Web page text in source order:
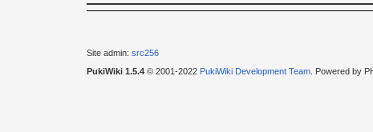
Site admin: src256
PukiWiki 1.5.4© 2001-2022 PukiWiki Development Team. Powered by